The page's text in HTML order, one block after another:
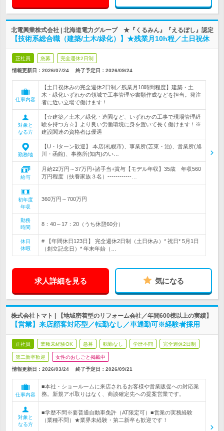
北電興業株式会社 | 北海道電力グループ ★『くるみん』『えるぼし』認定
【技術系総合職（建築/土木/緑化）】★残業月10h程／土日祝休
正社員 急募 完全週休2日制
情報更新日：2026/07/24 終了予定日： 2026/09/24
仕事内容
【土日祝休みの完全週休2日制／残業月10時間程度】建築・土
木・緑化いずれかの領域で工事管理や書類作成などを担当。発注
者に近い立場で働けます！
対象と
なる方
【☆建築／土木／緑化・造園など、いずれかの工事で現場管理経
験を持つ方☆】より良い労働環境に身を置いて長く働けます！※
建設関連の資格者は優遇
勤務地
【U・Iターン歓迎】 本店(札幌市)、事業所(苫東・泊)、営業所(旭
川・函館)、事務所(知内)のい…
給与
月給22万円～37万円+諸手当+賞与【モデル年収】35歳 年収560
万円程度（扶養家族３名）------------…
初年度
年収
360万円～700万円
勤務
時間
8：40～17：20（うち休憩60分）
休日
休暇
# 【年間休日123日】 完全週休2日制（土日休み）* 祝日* 5月1日
（創立記念日）* 年末年始（…
求人詳細を見る 気になる
株式会社トマト | 【地域密着型のリフォーム会社／年間600棟以上の実績】
【営業】来店顧客対応型／転勤なし／車通勤可※経験者採用
正社員 業種未経験OK 急募 転勤なし 学歴不問 完全週休2日制
第二新卒歓迎 女性のおしごと掲載中
情報更新日：2026/03/24 終了予定日： 2026/09/21
仕事内容
■本社・ショールームに来店されるお客様や営業販促への対応業
務。新規アポ取りはなく、商談確定先への提案営業です。
対象と
なる方
■学歴不問※要普通自動車免許（AT限定可）■営業の実務経験
（業種不問）★業界未経験・第二新卒も歓迎です！